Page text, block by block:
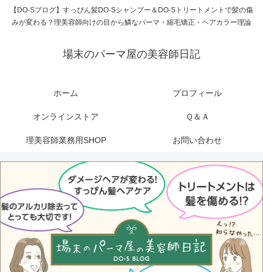
【DO-Sブログ】すっぴん髪DO-Sシャンプー＆DO-Sトリートメントで髪の傷
みが変わる？理美容師向けの目から鱗なパーマ・縮毛矯正・ヘアカラー理論
場末のパーマ屋の美容師日記
ホーム プロフィール
オンラインストア Ｑ＆Ａ
理美容師業務用SHOP お問い合わせ